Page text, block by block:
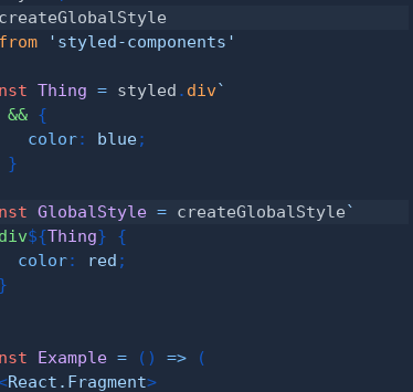
from 'styled-components'
Thing = styled . div`
&& {
color: blue;
}
GlobalStyle = createGlobalStyle`
div${Thing}
{
color: red ;
}
Example = ( ) =>
(
React.Fragment>